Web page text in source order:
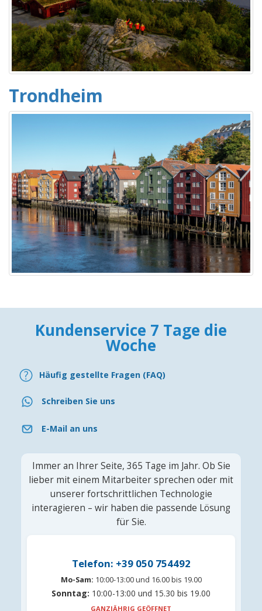
Trondheim
Kundenservice 7 Tage die
Woche
Häufig gestellte Fragen (FAQ)
Schreiben Sie uns
E-Mail an uns
Immer an Ihrer Seite, 365 Tage im Jahr. Ob Sie
lieber mit einem Mitarbeiter sprechen oder mit
unserer fortschrittlichen Technologie
interagieren – wir haben die passende Lösung
für Sie.
Telefon: +39 050 754492
Mo-Sam: 10:00-13:00 und 16.00 bis 19.00
Sonntag: 10:00-13:00 und 15.30 bis 19.00
GANZJÄHRIG GEÖFFNET